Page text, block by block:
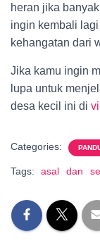
heran jika
ingin kembali
kehangatan dari
Jika kamu ingin
lupa untuk
desa kecil ini di
Categories:
Tags: asal dan